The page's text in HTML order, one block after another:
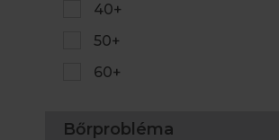
40+
50+
60+
Bőrprobléma